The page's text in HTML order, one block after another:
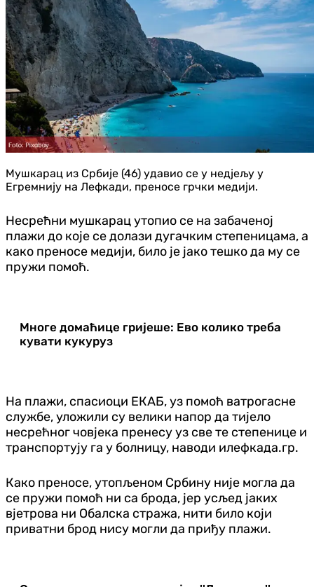
Мушкарац из Србије (46) удавио се у недјељу у
Егремнију на Лефкади, преносе грчки медији.
Несрећни мушкарац утопио се на забаченој
плажи до које се долази дугачким степеницама, а
како преносе медији, било је јако тешко да му се
пружи помоћ.
Многе домаћице гријеше: Ево колико треба
кувати кукуруз
На плажи, спасиоци ЕКАБ, уз помоћ ватрогасне
службе, уложили су велики напор да тијело
несрећног човјека пренесу уз све те степенице и
транспортују га у болницу, наводи илефкада.гр.
Како преносе, утопљеном Србину није могла да
се пружи помоћ ни са брода, јер усљед јаких
вјетрова ни Обалска стража, нити било који
приватни брод нису могли да приђу плажи.